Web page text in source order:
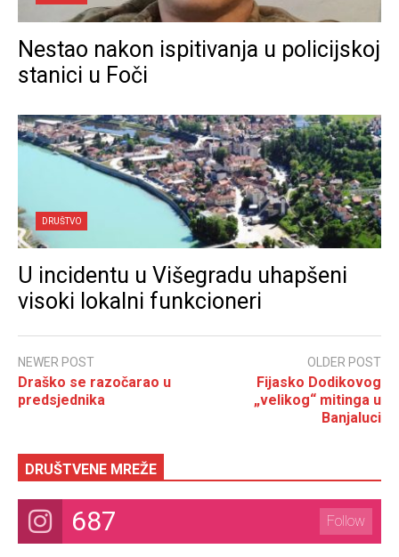
Nestao nakon ispitivanja u policijskoj
stanici u Foči
DRUŠTVO
U incidentu u Višegradu uhapšeni
visoki lokalni funkcioneri
NEWER POST
Draško se razočarao u
predsjednika
OLDER POST
Fijasko Dodikovog
„velikog“ mitinga u
Banjaluci
DRUŠTVENE MREŽE
687 Follow